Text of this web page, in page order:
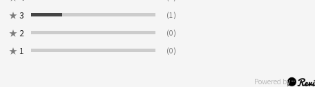
★ 3 (1)
★ 2 (0)
★ 1 (0)